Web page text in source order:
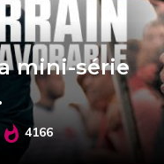
mini-série
4166